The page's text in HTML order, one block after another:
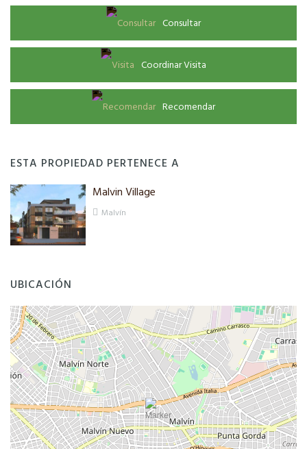
Consultar
Coordinar Visita
Recomendar
ESTA PROPIEDAD PERTENECE A
Malvin Village
Malvín
UBICACIÓN